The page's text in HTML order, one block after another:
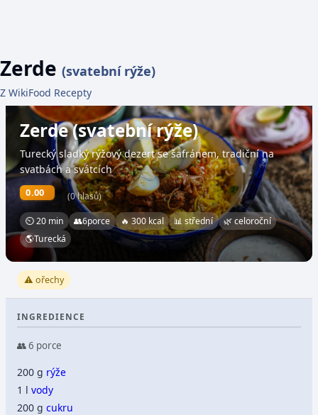
Zerde (svatební rýže)
Z WikiFood Recepty
Zerde (svatební rýže)
Turecký sladký rýžový dezert se šafránem, tradiční na
svatbách a svátcích
0.00 (0 hlasů)
⏲ 20 min 👥6porce 🔥 300 kcal 📊 střední
🌿 celoroční
🌎Turecká
⚠️ ořechy
INGREDIENCE
👥 6 porce
200 g rýže
1 lvody
200 gcukru